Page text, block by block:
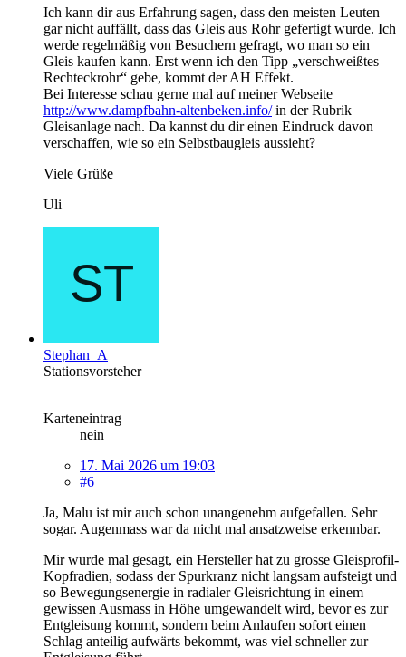
Ich kann dir aus Erfahrung sagen, dass den meisten Leuten
gar nicht auffällt, dass das Gleis aus Rohr gefertigt wurde. Ich
werde regelmäßig von Besuchern gefragt, wo man so ein
Gleis kaufen kann. Erst wenn ich den Tipp „verschweißtes
Rechteckrohr“ gebe, kommt der AH Effekt.
Bei Interesse schau gerne mal auf meiner Webseite
http://www.dampfbahn-altenbeken.info/in der Rubrik
Gleisanlage nach. Da kannst du dir einen Eindruck davon
verschaffen, wie so ein Selbstbaugleis aussieht?
Viele Grüße
Uli
Stephan_A
Stationsvorsteher
Karteneintrag
nein
17. Mai 2026 um 19:03
#6
Ja, Malu ist mir auch schon unangenehm aufgefallen. Sehr
sogar. Augenmass war da nicht mal ansatzweise erkennbar.
Mir wurde mal gesagt, ein Hersteller hat zu grosse Gleisprofil-
Kopfradien, sodass der Spurkranz nicht langsam aufsteigt und
so Bewegungsenergie in radialer Gleisrichtung in einem
gewissen Ausmass in Höhe umgewandelt wird, bevor es zur
Entgleisung kommt, sondern beim Anlaufen sofort einen
Schlag anteilig aufwärts bekommt, was viel schneller zur